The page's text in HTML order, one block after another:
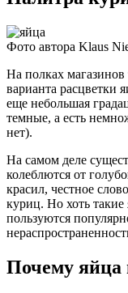
Фото автора Klaus
На полках
варианта расцветки
еще небольшая
темные, а есть
нет).
На самом деле
колеблются от
красил, честное
куриц. Но хоть
пользуются
Почему яйца